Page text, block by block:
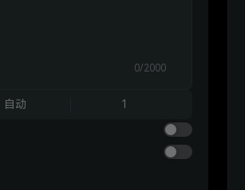
0/2000
自动 1